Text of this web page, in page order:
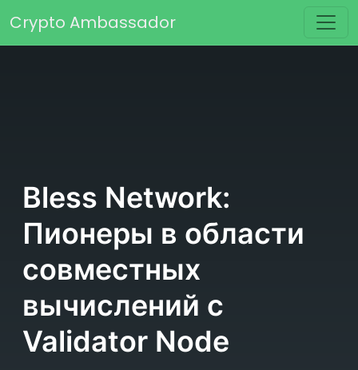
Основная навигация
Crypto Ambassador
Bless Network:
Пионеры в области
совместных
вычислений с
Validator Node